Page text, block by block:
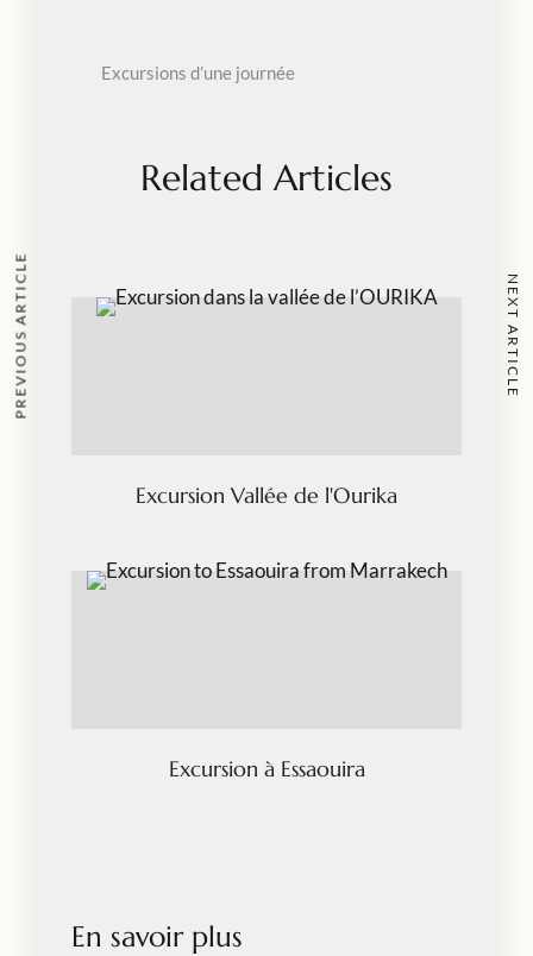
Excursions d’une journée
Related Articles
Excursion Vallée de l'Ourika
Excursion à Essaouira
PREVIOUS ARTICLE NEXT ARTICLE
En savoir plus